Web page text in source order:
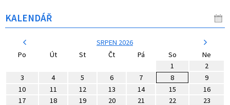
KALENDÁŘ
SRPEN 2026
Po
Út St Čt Pá So
Ne
1
2
3
4 5 6 7 8
9
10
11 12 13 14 15
16
17
18 19 20 21 22
23